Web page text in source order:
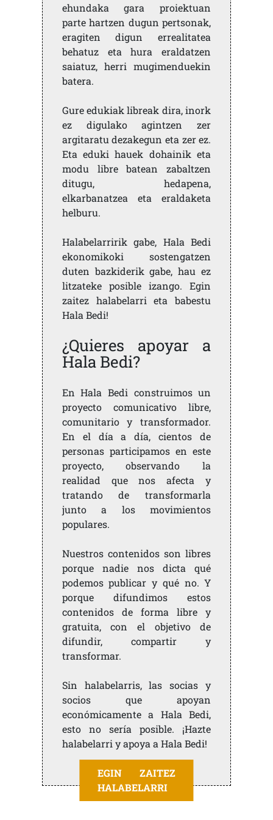
ehundaka gara proiektuan
parte hartzen dugun pertsonak,
eragiten digun errealitatea
behatuz eta hura eraldatzen
saiatuz, herri mugimenduekin
batera.
Gure edukiak libreak dira, inork
ez digulako agintzen zer
argitaratu dezakegun eta zer ez.
Eta eduki hauek dohainik eta
modu libre batean zabaltzen
ditugu, hedapena,
elkarbanatzea eta eraldaketa
helburu.
Halabelarririk gabe, Hala Bedi
ekonomikoki sostengatzen
duten bazkiderik gabe, hau ez
litzateke posible izango. Egin
zaitez halabelarri eta babestu
Hala Bedi!
¿Quieres apoyar a
Hala Bedi?
En Hala Bedi construimos un
proyecto comunicativo libre,
comunitario y transformador.
En el día a día, cientos de
personas participamos en este
proyecto, observando la
realidad que nos afecta y
tratando de transformarla
junto a los movimientos
populares.
Nuestros contenidos son libres
porque nadie nos dicta qué
podemos publicar y qué no. Y
porque difundimos estos
contenidos de forma libre y
gratuita, con el objetivo de
difundir, compartir y
transformar.
Sin halabelarris, las socias y
socios que apoyan
económicamente a Hala Bedi,
esto no sería posible. ¡Hazte
halabelarri y apoya a Hala Bedi!
EGIN ZAITEZ
HALABELARRI